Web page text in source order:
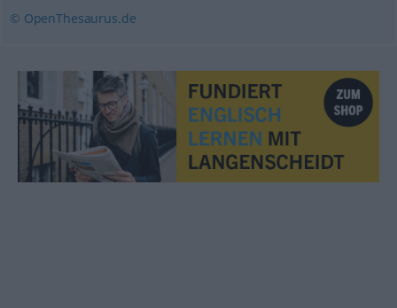
© OpenThesaurus.de